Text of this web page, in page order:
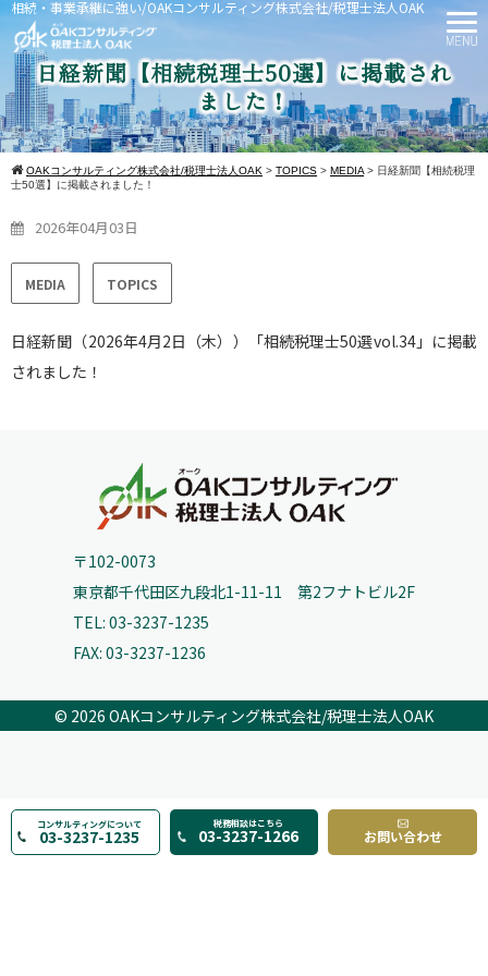
相続・事業承継に強い/OAKコンサルティング株式会社/税理士法人OAK
日経新聞【相続税理士50選】に掲載され
ました！
OAKコンサルティング株式会社/税理士法人OAK > TOPICS > MEDIA > 日経新聞【相続税理
士50選】に掲載されました！
2026年04月03日
MEDIA TOPICS
日経新聞（2026年4月2日（木））「相続税理士50選vol.34」に掲載
されました！
〒102-0073
東京都千代田区九段北1-11-11 第2フナトビル2F
TEL: 03-3237-1235
FAX: 03-3237-1236
© 2026 OAKコンサルティング株式会社/税理士法人OAK
コンサルティングについて
03-3237-1235
税務相談はこちら
03-3237-1266 お問い合わせ